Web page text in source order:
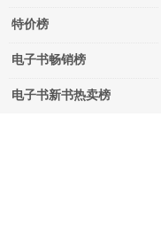
特价榜
电子书畅销榜
电子书新书热卖榜